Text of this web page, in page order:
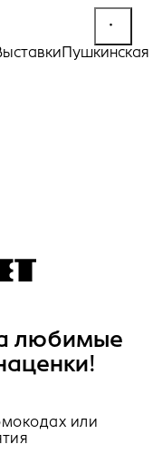
Пушкинская
любимые
или